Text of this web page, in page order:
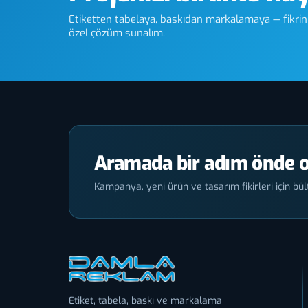
Etiketten tabelaya, baskıdan markalamaya —
özel çözüm sunalım.
Aramada bir adım önde
Kampanya, yeni ürün ve tasarım fikirleri için
Etiket, tabela, baskı ve markalama